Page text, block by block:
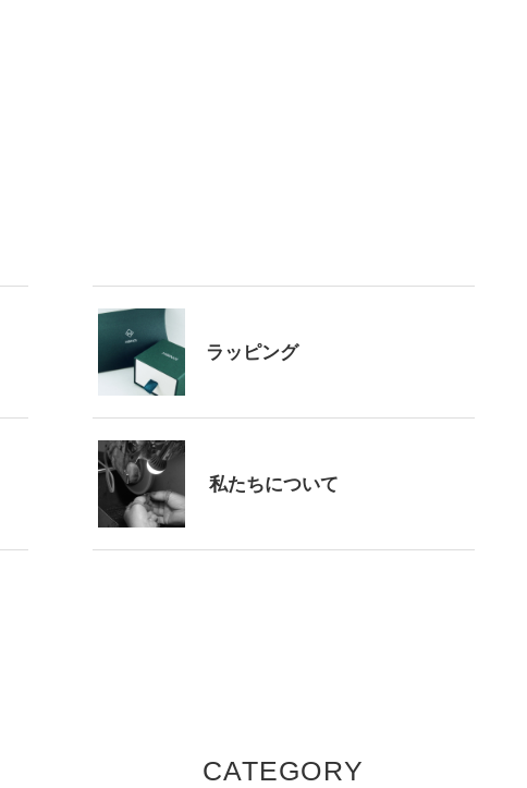
ラッピング
私たちについて
CATEGORY